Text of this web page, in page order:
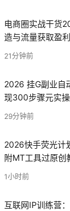
电商圈实战干货
造与流量获取盈
21分钟前
2026 挂G副业自
现300步骤元实
29分钟前
2026快手荧光计
附MT工具过原创
1小时前
互联网IP训练营